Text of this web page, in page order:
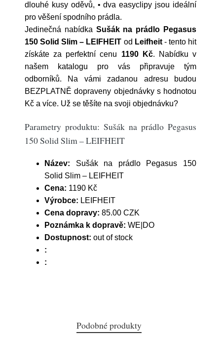
dlouhé kusy oděvů, • dva easyclipy jsou ideální
pro věšení spodního prádla.
Jedinečná nabídka Sušák na prádlo Pegasus
150 Solid Slim – LEIFHEIT od Leifheit- tento hit
získáte za perfektní cenu 1190 Kč. Nabídku v
našem katalogu pro vás připravuje tým
odborníků. Na vámi zadanou adresu budou
BEZPLATNĚ dopraveny objednávky s hodnotou
Kč a více. Už se těšíte na svoji objednávku?
Parametry produktu: Sušák na prádlo Pegasus
150 Solid Slim – LEIFHEIT
Název: Sušák na prádlo Pegasus 150
Solid Slim – LEIFHEIT
Cena: 1190 Kč
Výrobce: LEIFHEIT
Cena dopravy: 85.00 CZK
Poznámka k dopravě: WE|DO
Dostupnost: out of stock
:
:
Podobné produkty